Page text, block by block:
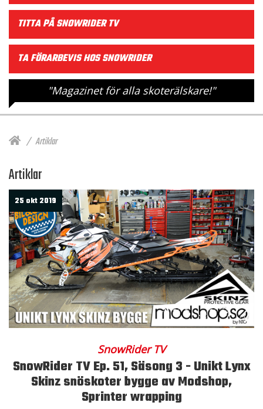
TITTA PÅ SNOWRIDER TV
TA FÖRARBEVIS HOS SNOWRIDER
"Magazinet för alla skoterälskare!"
Artiklar
Artiklar
25 okt 2019
SnowRider TV
SnowRider TV Ep. 51, Säsong 3 - Unikt Lynx
Skinz snöskoter bygge av Modshop,
Sprinter wrapping